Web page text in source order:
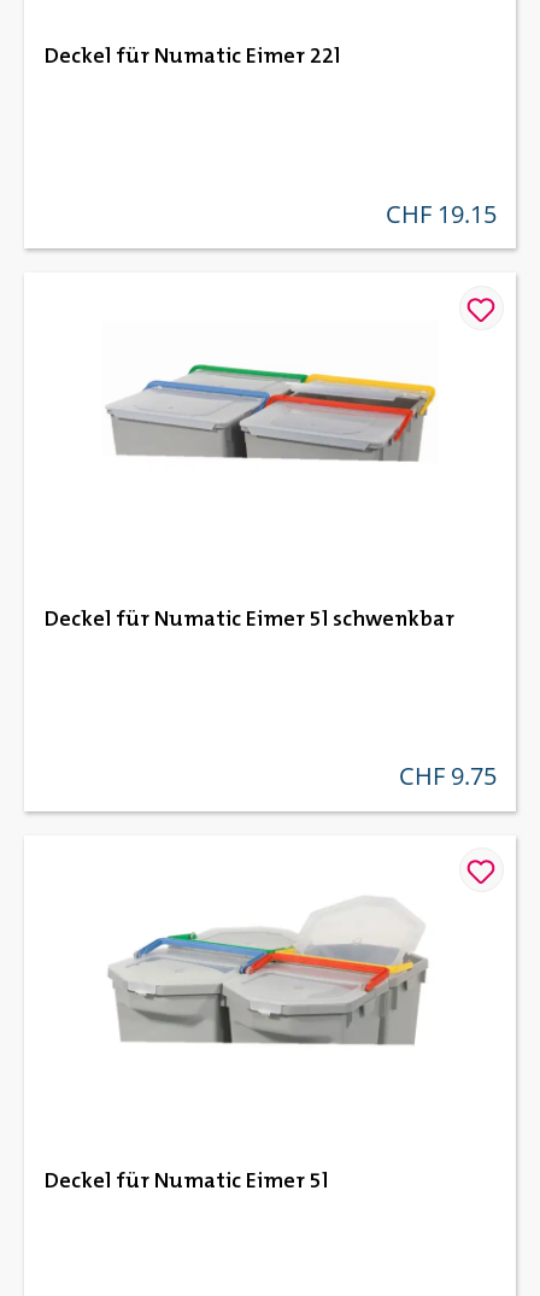
Deckel für Numatic Eimer 22l
regulärer preis:
CHF 19.15
Deckel für Numatic Eimer 5l schwenkbar
regulärer preis:
CHF 9.75
Deckel für Numatic Eimer 5l